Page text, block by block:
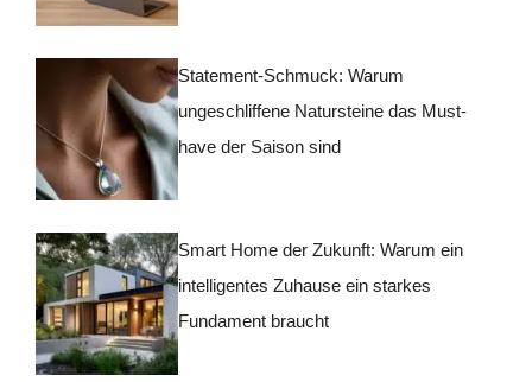
Statement-Schmuck: Warum
ungeschliffene Natursteine das Must-
have der Saison sind
Smart Home der Zukunft: Warum ein
intelligentes Zuhause ein starkes
Fundament braucht